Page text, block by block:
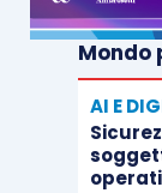
Mondo
AI E